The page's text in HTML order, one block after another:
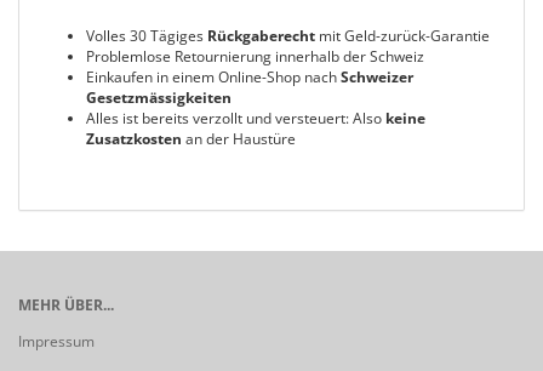
Volles 30 Tägiges Rückgaberecht mit Geld-zurück-Garantie
Problemlose Retournierung innerhalb der Schweiz
Einkaufen in einem Online-Shop nachSchweizer
Gesetzmässigkeiten
Alles ist bereits verzollt und versteuert: Also keine
Zusatzkosten an der Haustüre
MEHR ÜBER...
Impressum